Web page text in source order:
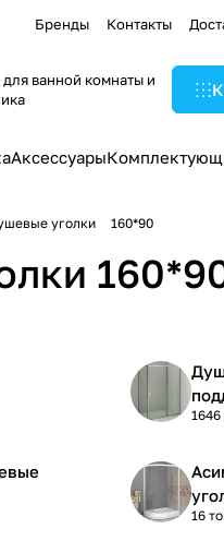
Бренды Контакты
ванной комнаты и
Аксессуары
уголки 160*90
1646
16